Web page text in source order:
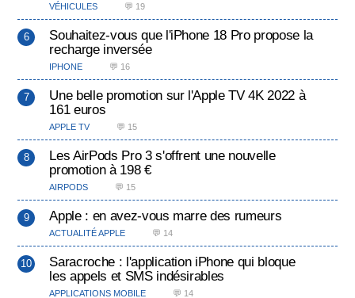
VÉHICULES 💬 19
Souhaitez-vous que l'iPhone 18 Pro propose la
recharge inversée
IPHONE 💬 16
Une belle promotion sur l'Apple TV 4K 2022 à
161 euros
APPLE TV 💬 15
Les AirPods Pro 3 s'offrent une nouvelle
promotion à 198 €
AIRPODS 💬 15
Apple : en avez-vous marre des rumeurs
ACTUALITÉ APPLE 💬 14
Saracroche : l'application iPhone qui bloque
les appels et SMS indésirables
APPLICATIONS MOBILE 💬 14